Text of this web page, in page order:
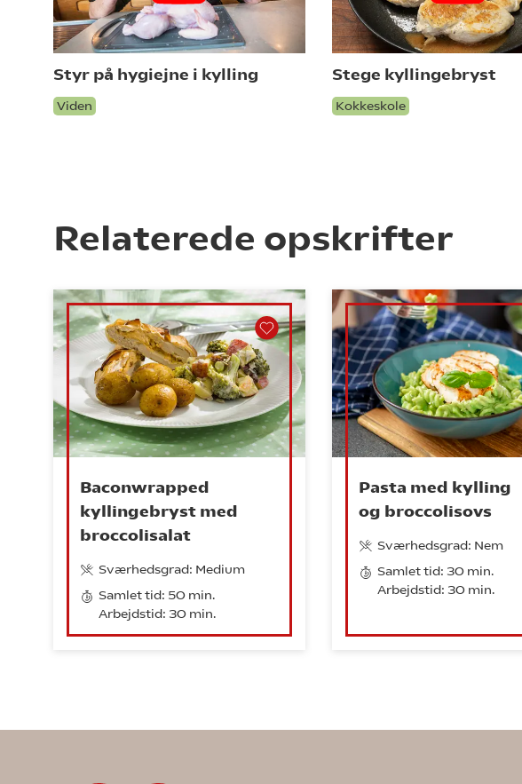
Styr på hygiejne i kylling
Viden
Stege kyllingebryst
Kokkeskole
Relaterede opskrifter
Baconwrapped
kyllingebryst med
broccolisalat
Sværhedsgrad: Medium
Samlet tid: 50 min.
Arbejdstid: 30 min.
Pasta med kylling
og broccolisovs
Sværhedsgrad: Nem
Samlet tid: 30 min.
Arbejdstid: 30 min.